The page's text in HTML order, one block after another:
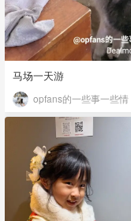
马场一天游
opfans的一些事一些情